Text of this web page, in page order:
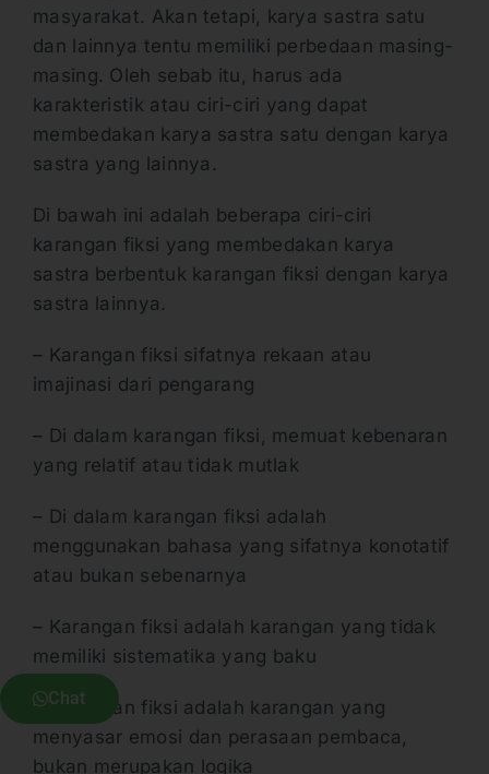
masyarakat. Akan tetapi, karya sastra satu
dan lainnya tentu memiliki perbedaan masing-
masing. Oleh sebab itu, harus ada
karakteristik atau ciri-ciri yang dapat
membedakan karya sastra satu dengan karya
sastra yang lainnya.
Di bawah ini adalah beberapa ciri-ciri
karangan fiksi yang membedakan karya
sastra berbentuk karangan fiksi dengan karya
sastra lainnya.
– Karangan fiksi sifatnya rekaan atau
imajinasi dari pengarang
– Di dalam karangan fiksi, memuat kebenaran
yang relatif atau tidak mutlak
– Di dalam karangan fiksi adalah
menggunakan bahasa yang sifatnya konotatif
atau bukan sebenarnya
– Karangan fiksi adalah karangan yang tidak
memiliki sistematika yang baku
– Karangan fiksi adalah karangan yang
menyasar emosi dan perasaan pembaca,
bukan merupakan logika
Chat